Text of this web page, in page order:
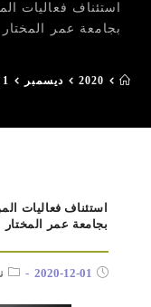
استئناف فعاليات
بجامعة عمر المختار
2020 ديسمبر 1
استئناف فعاليات
بجامعة عمر المختار
2020-12-01